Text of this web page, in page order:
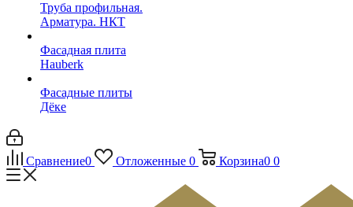
Труба профильная.
Арматура. НКТ
Фасадная плита
Hauberk
Фасадные плиты
Дёке
Сравнение0 Отложенные 0 Корзина0 0